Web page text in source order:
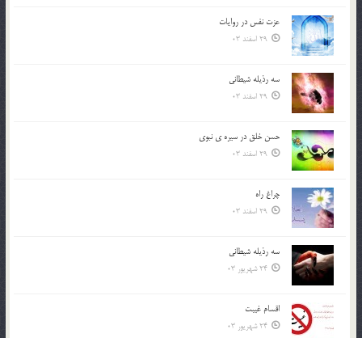
عزت نفس در روايات
29 اسفند 03
سه رذیله شیطانی
29 اسفند 03
حسن خلق در سيره ي نبوي
29 اسفند 03
چراغ راه
29 اسفند 03
سه رذیله شیطانی
24 شهریور 03
اقسام غيبت
24 شهریور 03